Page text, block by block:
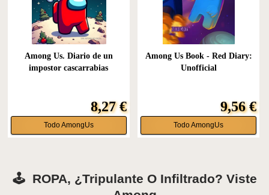
Among Us. Diario de un
impostor cascarrabias
8,27 €
Todo AmongUs
Among Us Book - Red Diary:
Unofficial
9,56 €
Todo AmongUs
🕹️ ROPA, ¿tripulante O Infiltrado? Viste